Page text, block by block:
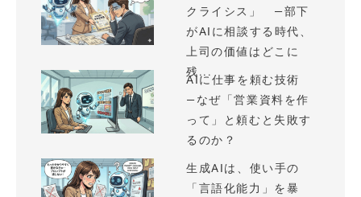
クライシス」 —部下
がAIに相談する時代、
上司の価値はどこに
残...
AIに仕事を頼む技術
—なぜ「営業資料を作
って」と頼むと失敗す
るのか？
生成AIは、使い手の
「言語化能力」を暴